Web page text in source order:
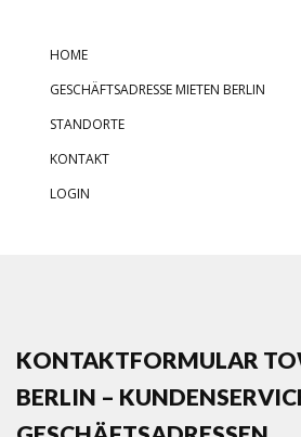
HOME
GESCHÄFTSADRESSE MIETEN BERLIN
STANDORTE
KONTAKT
LOGIN
KONTAKTFORMULAR
BERLIN –